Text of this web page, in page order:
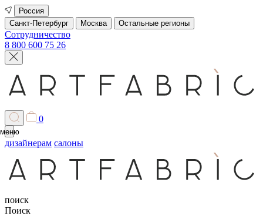
Россия
Санкт-Петербург
Москва Остальные регионы
Сотрудничество
8 800 600 75 26
0
меню
дизайнерам салоны
поиск
Поиск